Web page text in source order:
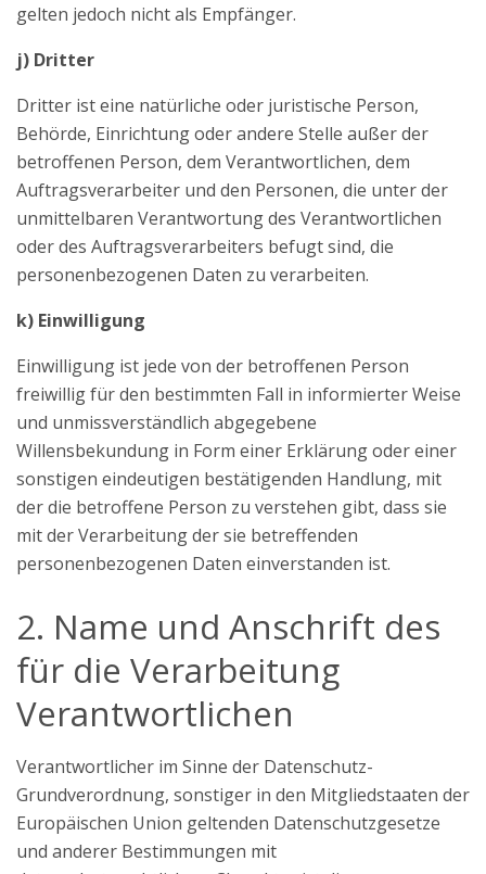
gelten jedoch nicht als Empfänger.
j) Dritter
Dritter ist eine natürliche oder juristische Person,
Behörde, Einrichtung oder andere Stelle außer der
betroffenen Person, dem Verantwortlichen, dem
Auftragsverarbeiter und den Personen, die unter der
unmittelbaren Verantwortung des Verantwortlichen
oder des Auftragsverarbeiters befugt sind, die
personenbezogenen Daten zu verarbeiten.
k) Einwilligung
Einwilligung ist jede von der betroffenen Person
freiwillig für den bestimmten Fall in informierter Weise
und unmissverständlich abgegebene
Willensbekundung in Form einer Erklärung oder einer
sonstigen eindeutigen bestätigenden Handlung, mit
der die betroffene Person zu verstehen gibt, dass sie
mit der Verarbeitung der sie betreffenden
personenbezogenen Daten einverstanden ist.
2. Name und Anschrift des
für die Verarbeitung
Verantwortlichen
Verantwortlicher im Sinne der Datenschutz-
Grundverordnung, sonstiger in den Mitgliedstaaten der
Europäischen Union geltenden Datenschutzgesetze
und anderer Bestimmungen mit